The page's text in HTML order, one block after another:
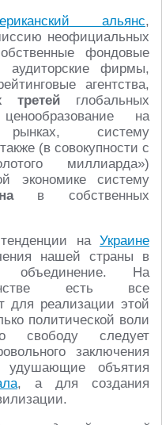
альянс,
неофициальных
фондовые
аудиторские фирмы,
агентства,
третейглобальных
на
систему
(в совокупности с
миллиарда»)
экономике систему
в собственных
на Украине
нашей страны в
объединение. На
есть все
для реализации этой
политической воли
свободу следует
заключения
объятия
, а для создания